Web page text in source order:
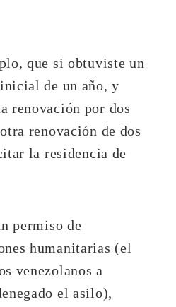
que si obtuviste un
de un año, y
renovación por dos
renovación de dos
la residencia de
permiso de
humanitarias (el
venezolanos a
el asilo),